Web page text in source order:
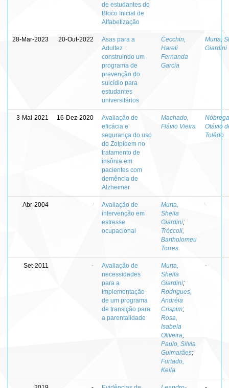
de estudantes do
Bloco Inicial de
Alfabetização
28-Mar-2023 20-Out-2022
Asas para a
Adultez :
construindo um
programa de
prevenção do
suicídio para
estudantes
universitários
Cecchin,
Hareli
Fernanda
Garcia
Murta,
Giardini
3-Mai-2021 16-Dez-2020
Avaliação de
eficácia e
segurança do uso
do Zolpidem no
tratamento de
insônia em
pacientes com
demência de
Alzheimer
Machado,
Flávio Vieira
Otávio
Tolêdo
Abr-2004 -
Avaliação de
intervenção em
estresse
ocupacional
Murta,
Sheila
Giardini;
Tróccoli,
Bartholomeu
Torres
-
Set-2011 -
Avaliação de
necessidades
para a
implementação
de um programa
de transição para
a parentalidade
Murta,
Sheila
Giardini;
Rodrigues,
Andréia
Crispim;
Rosa,
Isabela
Oliveira;
Paulo, Silvia
Guimarães;
Furtado,
Keila
-